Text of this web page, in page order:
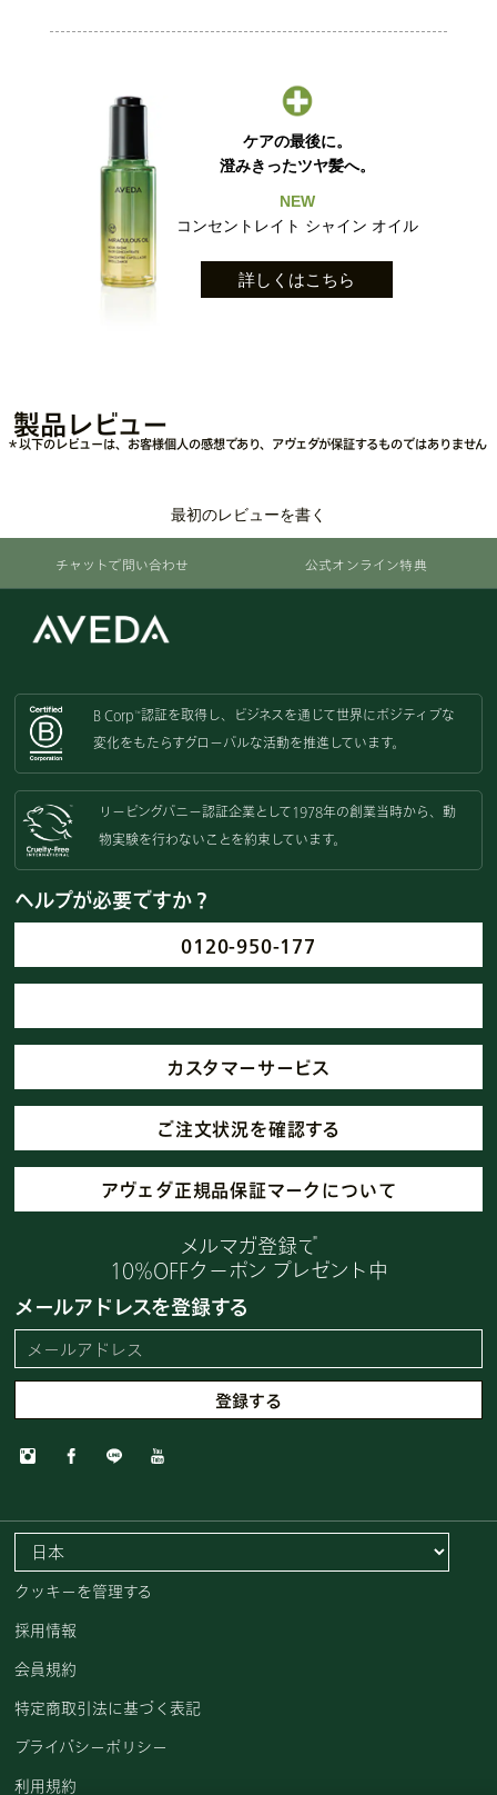
ケアの最後に。
澄みきったツヤ髪へ。
NEW
コンセントレイト シャイン オイル
詳しくはこちら
製品レビュー
＊以下のレビューは、お客様個人の感想であり、アヴェダが保証するものではありません
最初のレビューを書く
チャットで問い合わせ 公式オンライン特典
B Corp ™認証を取得し、
ビジネスを通じて世界にポジティブな
変化をもたらすグローバルな活動を推進しています。
リーピングバニー認証企業として 1978年の創業当時から、動
物実験を行わないことを約束しています。
ヘルプが必要ですか？
0120-950-177
カスタマーサービス
ご注文状況を確認する
アヴェダ正規品保証マークについて
メルマガ登録で
10%OFFクーポン プレゼント中
メールアドレスを登録する
利用規約
プライバシーポリシー
特定商取引法に基づく表記
会員規約
採用情報
クッキーを管理する